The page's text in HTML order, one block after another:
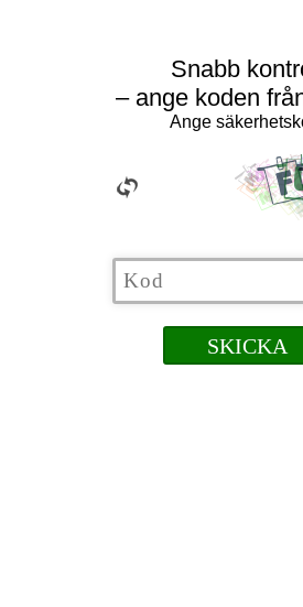
Snabb
– ange koden
Ange